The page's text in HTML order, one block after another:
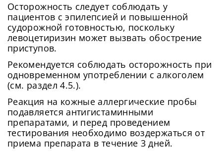
Осторожность следует соблюдать у
пациентов с эпилепсией и повышенной
судорожной готовностью, поскольку
левоцетиризин может вызвать обострение
приступов.
Рекомендуется соблюдать осторожность при
одновременном употреблении с алкоголем
(см. раздел 4.5.).
Реакция на кожные аллергические пробы
подавляется антигистаминными
препаратами, и перед проведением
тестирования необходимо воздержаться от
приема препарата в течение 3 дней.